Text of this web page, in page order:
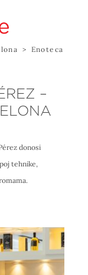
> Enoteca
–
donosi
tehnike,